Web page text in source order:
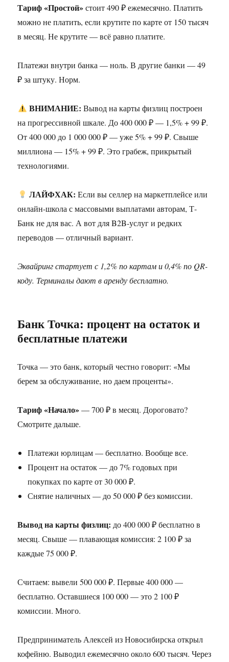
Тариф «Простой»стоит 490 ₽ ежемесячно. Платить
можно не платить, если крутите по карте от 150 тысяч
в месяц. Не крутите — всё равно платите.
Платежи внутри банка — ноль. В другие банки — 49
₽ за штуку. Норм.
ВНИМАНИЕ: Вывод на карты физлиц построен
на прогрессивной шкале. До 400 000 ₽ — 1,5% + 99 ₽.
От 400 000 до 1 000 000 ₽ — уже 5% + 99 ₽. Свыше
миллиона — 15% + 99 ₽. Это грабеж, прикрытый
технологиями.
ЛАЙФХАК: Если вы селлер на маркетплейсе или
онлайн-школа с массовыми выплатами авторам, Т-
Банк не для вас. А вот для B2B-услуг и редких
переводов — отличный вариант.
Эквайринг стартует с 1,2% по картам и 0,4% по QR-
коду. Терминалы дают в аренду бесплатно.
Банк Точка: процент на остаток и
бесплатные платежи
Точка — это банк, который честно говорит: «Мы
берем за обслуживание, но даем проценты».
Тариф «Начало»— 700 ₽ в месяц. Дороговато?
Смотрите дальше.
Платежи юрлицам — бесплатно. Вообще все.
Процент на остаток — до 7% годовых при
покупках по карте от 30 000 ₽.
Снятие наличных — до 50 000 ₽ без комиссии.
Вывод на карты физлиц: до 400 000 ₽ бесплатно в
месяц. Свыше — плавающая комиссия: 2 100 ₽ за
каждые 75 000 ₽.
Считаем: вывели 500 000 ₽. Первые 400 000 —
бесплатно. Оставшиеся 100 000 — это 2 100 ₽
комиссии. Много.
Предприниматель Алексей из Новосибирска открыл
кофейню. Выводил ежемесячно около 600 тысяч. Через